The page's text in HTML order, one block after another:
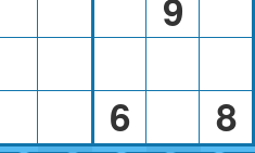
9
6
8